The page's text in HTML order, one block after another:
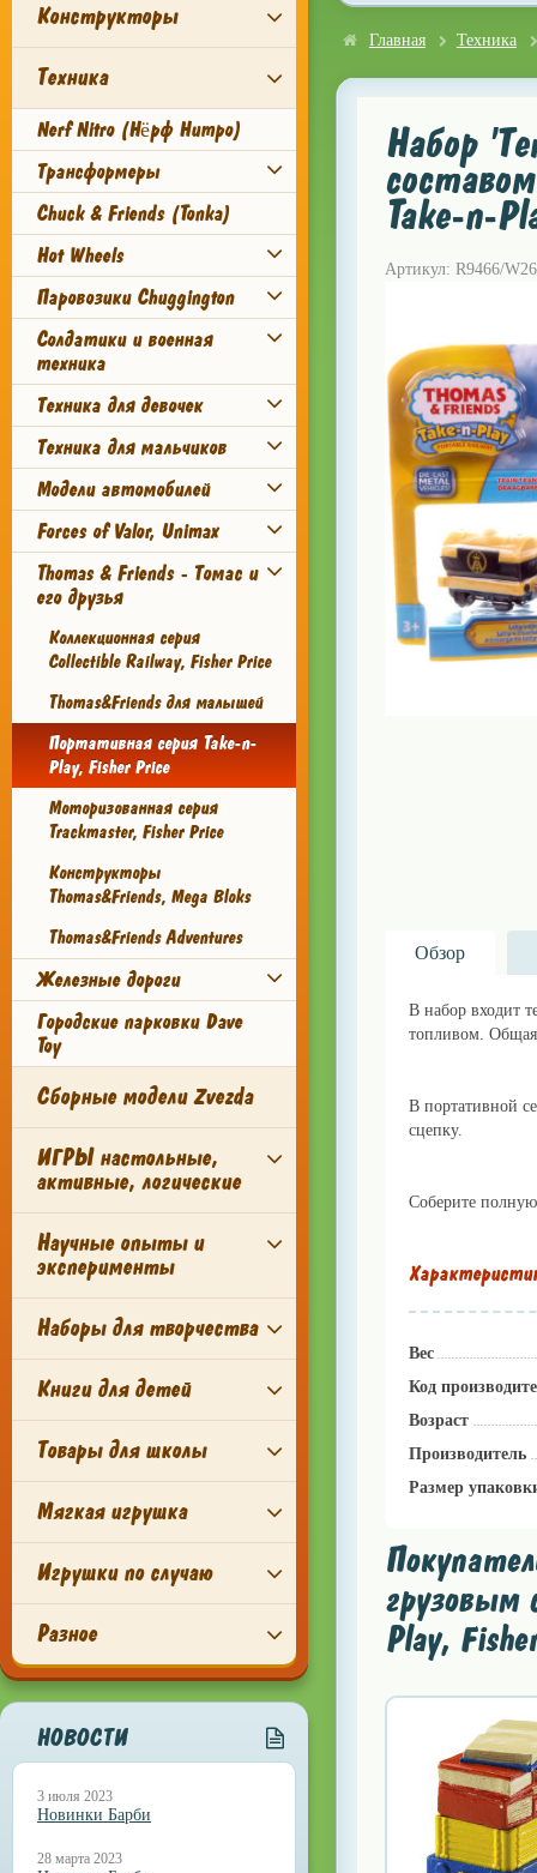
Конструкторы
Техника
Nerf Nitro (Нёрф Нитро)
Трансформеры
Chuck & Friends (Tonka)
Hot Wheels
Паровозики Chuggington
Солдатики и военная
техника
Техника для девочек
Техника для мальчиков
Модели автомобилей
Forces of Valor, Unimax
Thomas & Friends - Томас и
его друзья
Коллекционная серия
Collectible Railway, Fisher Price
Thomas&Friends для малышей
Портативная серия Take-n-
Play, Fisher Price
Моторизованная серия
Trackmaster, Fisher Price
Конструкторы
Thomas&Friends, Mega Bloks
Thomas&Friends Adventures
Железные дороги
Городские парковки Dave
Toy
Сборные модели Zvezda
ИГРЫ настольные,
активные, логические
Научные опыты и
эксперименты
Наборы для творчества
Книги для детей
Товары для школы
Мягкая игрушка
Игрушки по случаю
Разное
НОВОСТИ
3 июля 2023
Новинки Барби
28 марта 2023
Главная Техника
Набор
Take-n-
Артикул: R9466/
Обзор
В набор входит
топливом. Общая
В портативной
сцепку.
Соберите
Вес
Код
Возраст
Производитель
Размер
грузовым
Play,